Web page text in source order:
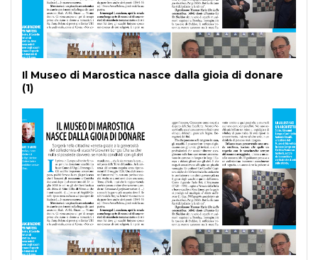
Il Museo di Marostica nasce dalla gioia di donare
(1)